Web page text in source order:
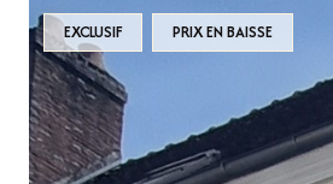
EXCLUSIF PRIX EN BAISSE